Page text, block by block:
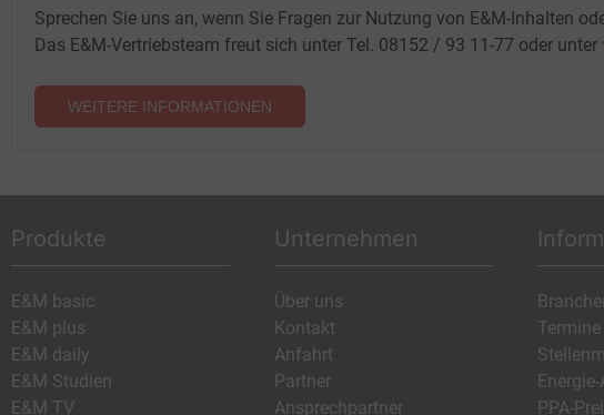
Sprechen Sie uns an, wenn Sie Fragen zur Nutzung von E&M-Inhalten
Das E&M-Vertriebsteam freut sich unter Tel. 08152 / 93 11-77 oder unter
WEITERE INFORMATIONEN
Produkte
E&M basic
E&M plus
E&M daily
E&M Studien
E&M TV
Unternehmen
Über uns
Kontakt
Anfahrt
Partner
Ansprechpartner
Termine
PPA-